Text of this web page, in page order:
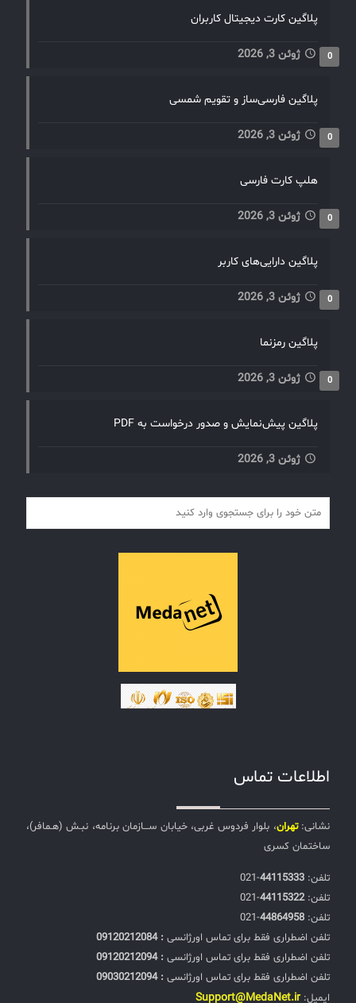
پلاگین کارت دیجیتال کاربران
ژوئن 3, 2026 0
پلاگین فارسی‌ساز و تقویم شمسی
ژوئن 3, 2026 0
هلپ کارت فارسی
ژوئن 3, 2026 0
پلاگین دارایی‌های کاربر
ژوئن 3, 2026 0
پلاگین رمزنما
ژوئن 3, 2026 0
پلاگین پیش‌نمایش و صدور درخواست به PDF
ژوئن 3, 2026
اطلاعات تماس
نشانی:تهران، بلوار فردوس غربی، خیابان ســـازمان برنامه، نبـش (هـمافر)،
ساختمان کسری
تلفن:‌ 44115333
-021
تلفن:‌44115322
-021
تلفن:‌ 44864958
-021
تلفن اضطراری فقط برای تماس اورژانسی : 09120212084
تلفن اضطراری فقط برای تماس اورژانسی : 09120212094
تلفن اضطراری فقط برای تماس اورژانسی : 09030212094
ایمیل: Support@MedaNet.ir